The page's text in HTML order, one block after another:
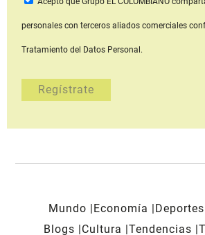
personales con terceros aliados comerciales
Tratamiento del Datos Personal.
Mundo Economía Deportes
Blogs
Cultura Tendencias